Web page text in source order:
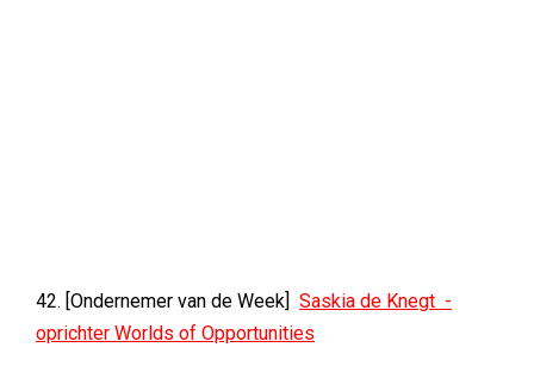
42. [Ondernemer van de Week] Saskia de Knegt -
oprichter Worlds of Opportunities